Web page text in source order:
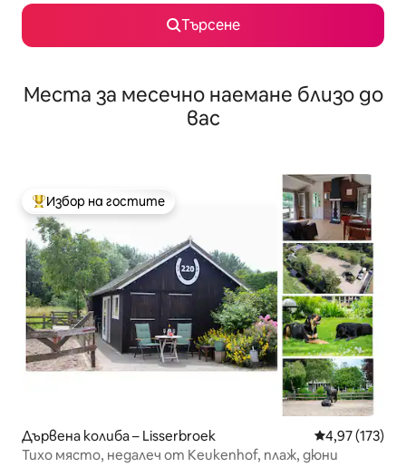
Търсене
Места за месечно наемане близо до
вас
Най-популярен избор на гостите
Избор на гостите
Дървена колиба – Lisserbroek Средна
4,97 (173)
Тихо място, недалеч от Keukenhof, плаж, дюни